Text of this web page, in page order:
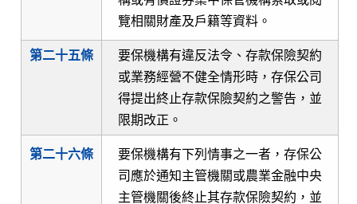
覽相關財產及戶籍等資料。
第二十五條
要保機構有違反法令、存款保險契約
或業務經營不健全情形時，存保公司
得提出終止存款保險契約之警告，並
限期改正。
第二十六條
要保機構有下列情事之一者，存保公
司應於通知主管機關或農業金融中央
主管機關後終止其存款保險契約，並